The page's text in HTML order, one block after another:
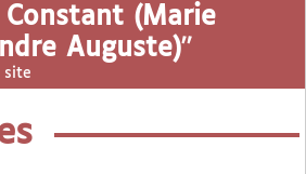
Constant (Marie
Auguste)"
site